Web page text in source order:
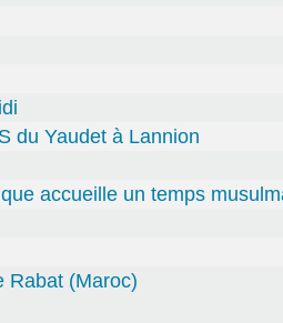
du Yaudet à Lannion
accueille un temps
Rabat (Maroc)